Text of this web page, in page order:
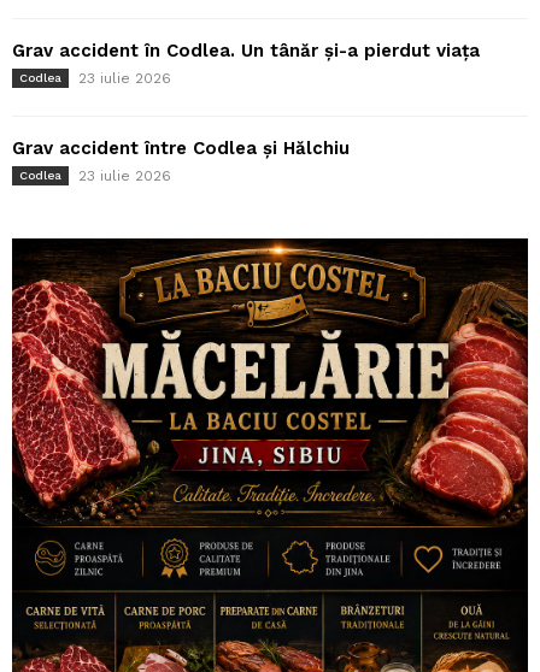
Grav accident în Codlea. Un tânăr și-a pierdut viața
Codlea 23 iulie 2026
Grav accident între Codlea și Hălchiu
Codlea 23 iulie 2026